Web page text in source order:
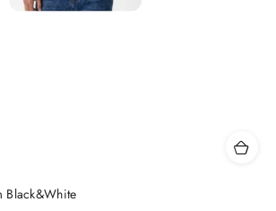
Black&White